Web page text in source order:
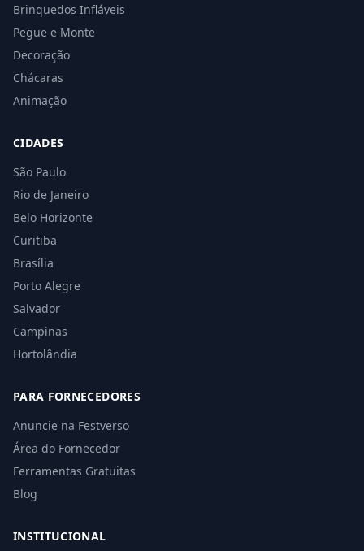
Brinquedos Infláveis
Pegue e Monte
Decoração
Chácaras
Animação
CIDADES
São Paulo
Rio de Janeiro
Belo Horizonte
Curitiba
Brasília
Porto Alegre
Salvador
Campinas
Hortolândia
PARA FORNECEDORES
Anuncie na Festverso
Área do Fornecedor
Ferramentas Gratuitas
Blog
INSTITUCIONAL